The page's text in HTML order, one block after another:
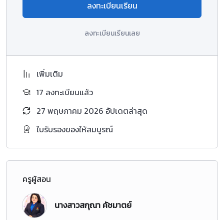
ลงทะเบียนเรียน
ลงทะเบียนเรียนเลย
เพิ่มเติม
17 ลงทะเบียนแล้ว
27 พฤษภาคม 2026 อัปเดตล่าสุด
ใบรับรองของให้สมบูรณ์
ครูผู้สอน
นางสาวสกุณา คัชมาตย์